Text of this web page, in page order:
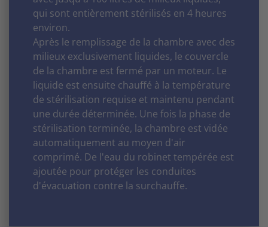
qui sont entièrement stérilisés en 4 heures
environ.
Après le remplissage de la chambre avec des
milieux exclusivement liquides, le couvercle
de la chambre est fermé par un moteur. Le
liquide est ensuite chauffé à la température
de stérilisation requise et maintenu pendant
une durée déterminée. Une fois la phase de
stérilisation terminée, la chambre est vidée
automatiquement au moyen d'air
comprimé. De l'eau du robinet tempérée est
ajoutée pour protéger les conduites
d'évacuation contre la surchauffe.